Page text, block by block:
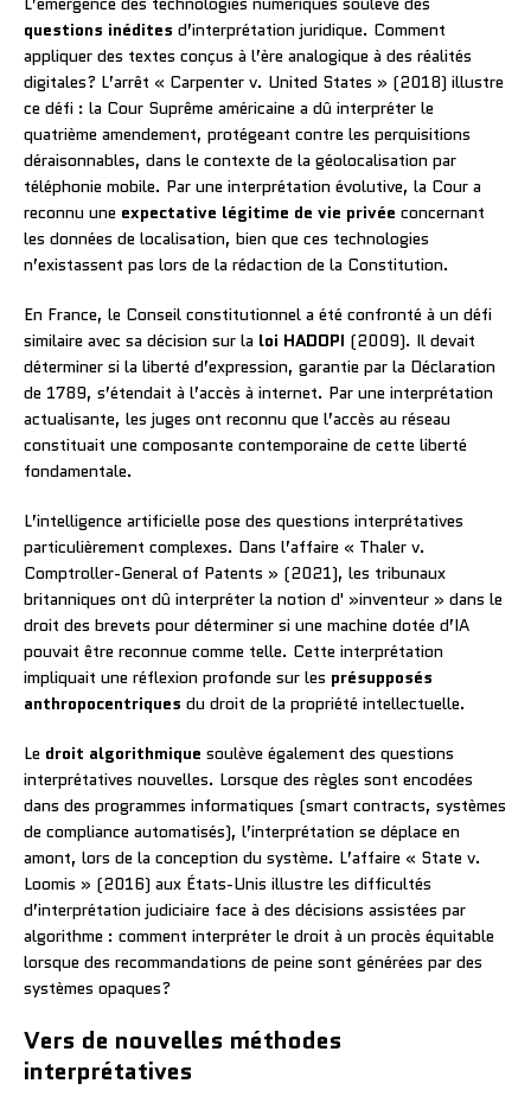
questions inédites d’interprétation juridique. Comment
appliquer des textes conçus à l’ère analogique à des réalités
digitales? L’arrêt « Carpenter v. United States » (2018) illustre
ce défi : la Cour Suprême américaine a dû interpréter le
quatrième amendement, protégeant contre les perquisitions
déraisonnables, dans le contexte de la géolocalisation par
téléphonie mobile. Par une interprétation évolutive, la Cour a
reconnu une expectative légitime de vie privée concernant
les données de localisation, bien que ces technologies
n’existassent pas lors de la rédaction de la Constitution.
En France, le Conseil constitutionnel a été confronté à un défi
similaire avec sa décision sur la loi HADOPI (2009). Il devait
déterminer si la liberté d’expression, garantie par la Déclaration
de 1789, s’étendait à l’accès à internet. Par une interprétation
actualisante, les juges ont reconnu que l’accès au réseau
constituait une composante contemporaine de cette liberté
fondamentale.
L’intelligence artificielle pose des questions interprétatives
particulièrement complexes. Dans l’affaire « Thaler v.
Comptroller-General of Patents » (2021), les tribunaux
britanniques ont dû interpréter la notion d' »inventeur » dans le
droit des brevets pour déterminer si une machine dotée d’IA
pouvait être reconnue comme telle. Cette interprétation
impliquait une réflexion profonde sur les présupposés
anthropocentriques du droit de la propriété intellectuelle.
Le droit algorithmique soulève également des questions
interprétatives nouvelles. Lorsque des règles sont encodées
dans des programmes informatiques (smart contracts, systèmes
de compliance automatisés), l’interprétation se déplace en
amont, lors de la conception du système. L’affaire « State v.
Loomis » (2016) aux États-Unis illustre les difficultés
d’interprétation judiciaire face à des décisions assistées par
algorithme : comment interpréter le droit à un procès équitable
lorsque des recommandations de peine sont générées par des
systèmes opaques?
Vers de nouvelles méthodes
interprétatives